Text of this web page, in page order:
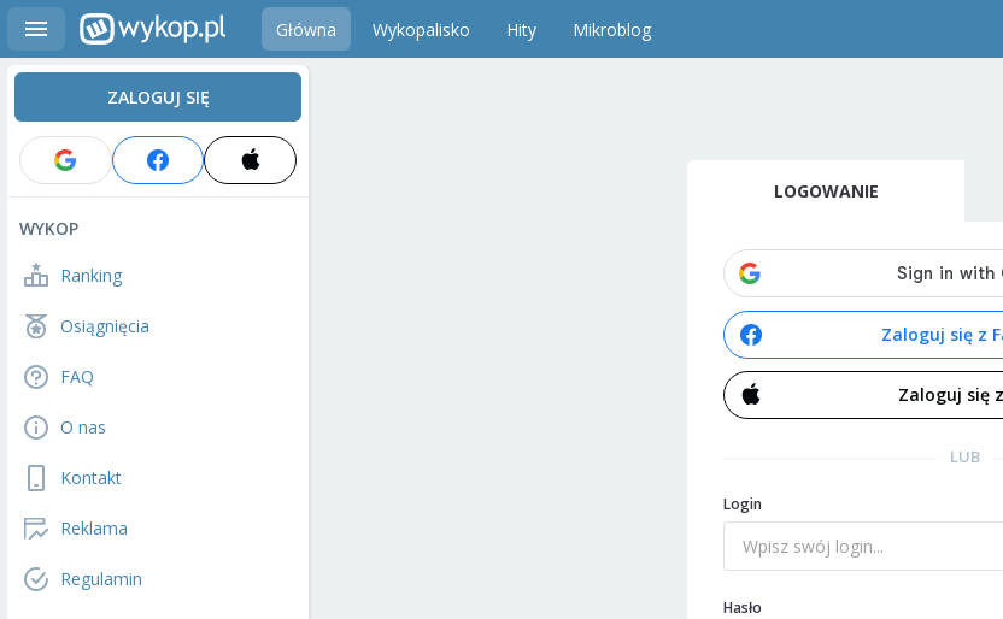
Główna Wykopalisko Hity Mikroblog
ZALOGUJ SIĘ
WYKOP
Ranking
Osiągnięcia
FAQ
O nas
Kontakt
Reklama
Regulamin
LOGOWANIE
Zaloguj się z
Zaloguj się
LUB
Login
Hasło